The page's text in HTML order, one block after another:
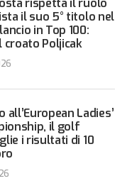
il suo 5° titolo nel
in Top 100:
Poljicak
Ladies’
il golf
i risultati di 10